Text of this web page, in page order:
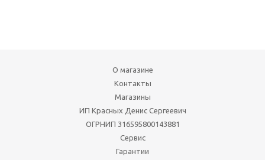
О магазине
Контакты
Магазины
ИП Красных Денис Сергеевич
ОГРНИП 316595800143881
Сервис
Гарантии